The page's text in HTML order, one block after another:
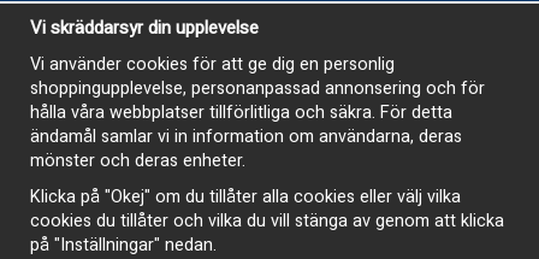
Vecka 32
Måndag kl 9-12, kl 13 - 15
Onsdag kl 9-12, kl 13 - 15
Tisdag, Tordag och Fredag stängt
E-Handelsbutiken är öppen och paket skickas hela
sommaren
Vi skräddarsyr din upplevelse
Vi använder cookies för att ge dig en personlig
shoppingupplevelse, personanpassad annonsering och för
hålla våra webbplatser tillförlitliga och säkra. För detta
ändamål samlar vi in information om användarna, deras
mönster och deras enheter.
Klicka på "Okej" om du tillåter alla cookies eller välj vilka
cookies du tillåter och vilka du vill stänga av genom att klicka
på "Inställningar" nedan.